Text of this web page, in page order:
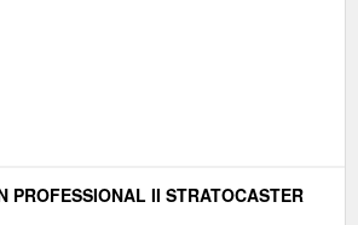
PROFESSIONAL II STRATOCASTER